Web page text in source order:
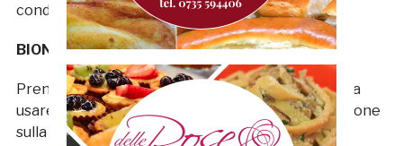
condizioni precarie del terreno di gioco.
BIONDI 6
Prende il posto di Fissore e non esita quando c’è da
usare le vecchie maniere per alleggerire la pressione
sulla trequarti ospite.